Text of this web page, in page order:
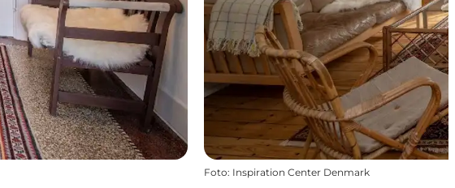
Foto: Inspiration Center Denmark